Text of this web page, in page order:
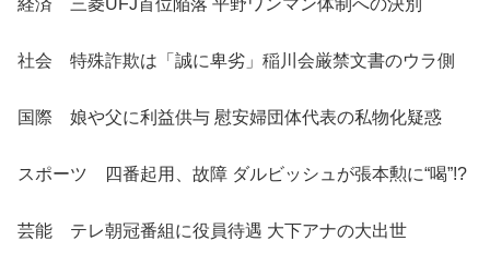
社会 特殊詐欺は「誠に卑劣」稲川会厳禁文書のウラ側
国際 娘や父に利益供与 慰安婦団体代表の私物化疑惑
スポーツ 四番起用、故障 ダルビッシュが張本勲に“喝”!?
芸能 テレ朝冠番組に役員待遇 大下アナの大出世